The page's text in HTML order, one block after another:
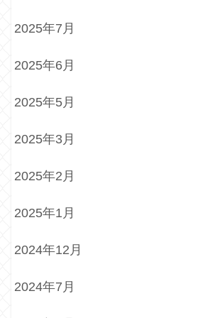
2025年7月
2025年6月
2025年5月
2025年3月
2025年2月
2025年1月
2024年12月
2024年7月